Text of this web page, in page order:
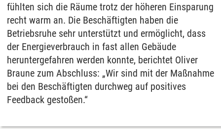
fühlten sich die Räume trotz der höheren Einsparung
recht warm an. Die Beschäftigten haben die
Betriebsruhe sehr unterstützt und ermöglicht, dass
der Energieverbrauch in fast allen Gebäude
heruntergefahren werden konnte, berichtet Oliver
Braune zum Abschluss: „Wir sind mit der Maßnahme
bei den Beschäftigten durchweg auf positives
Feedback gestoßen.“